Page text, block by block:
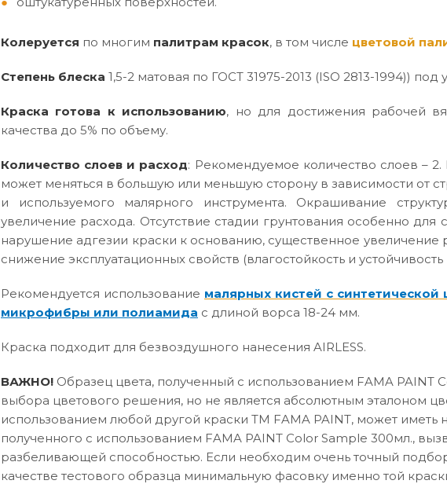
Колеруется по многим палитрам красок, в том числе цветовой
Степень блеска 1,5-2 матовая по ГОСТ 31975-2013 (ISO 2813-1994)) под
Краска готова к использованию, но для достижения рабочей
качества до 5% по объему.
Количество слоев и расход: Рекомендуемое количество слоев –
может меняться в большую или меньшую сторону в зависимости от
и используемого малярного инструмента. Окрашивание
увеличение расхода. Отсутствие стадии грунтования особенно
нарушение адгезии краски к основанию, существенное
снижение эксплуатационных свойств (влагостойкость и
Рекомендуется использование малярных кистей с синтетической
микрофибры или полиамида с длиной ворса 18-24 мм.
Краска подходит для безвоздушного нанесения AIRLESS.
ВАЖНО! Образец цвета, полученный с использованием FAMA PAINT
выбора цветового решения, но не является абсолютным эталоном
использованием любой другой краски ТМ FAMA PAINT, может иметь
полученного с использованием FAMA PAINT Color Sample 300мл.,
разбеливающей способностью. Если необходим очень точный
качестве тестового образца минимальную фасовку именно той